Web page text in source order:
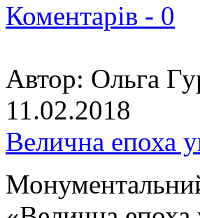
Коментарів - 0
Автор: Ольга
11.02.2018
Велична епоха